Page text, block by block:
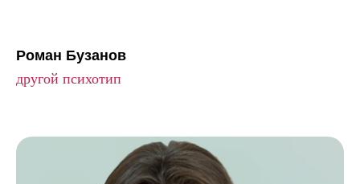
Роман Бузанов
другой психотип